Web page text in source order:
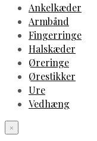
Ankelkæder
Armbånd
Fingerringe
Halskæder
Øreringe
Ørestikker
Ure
Vedhæng
×